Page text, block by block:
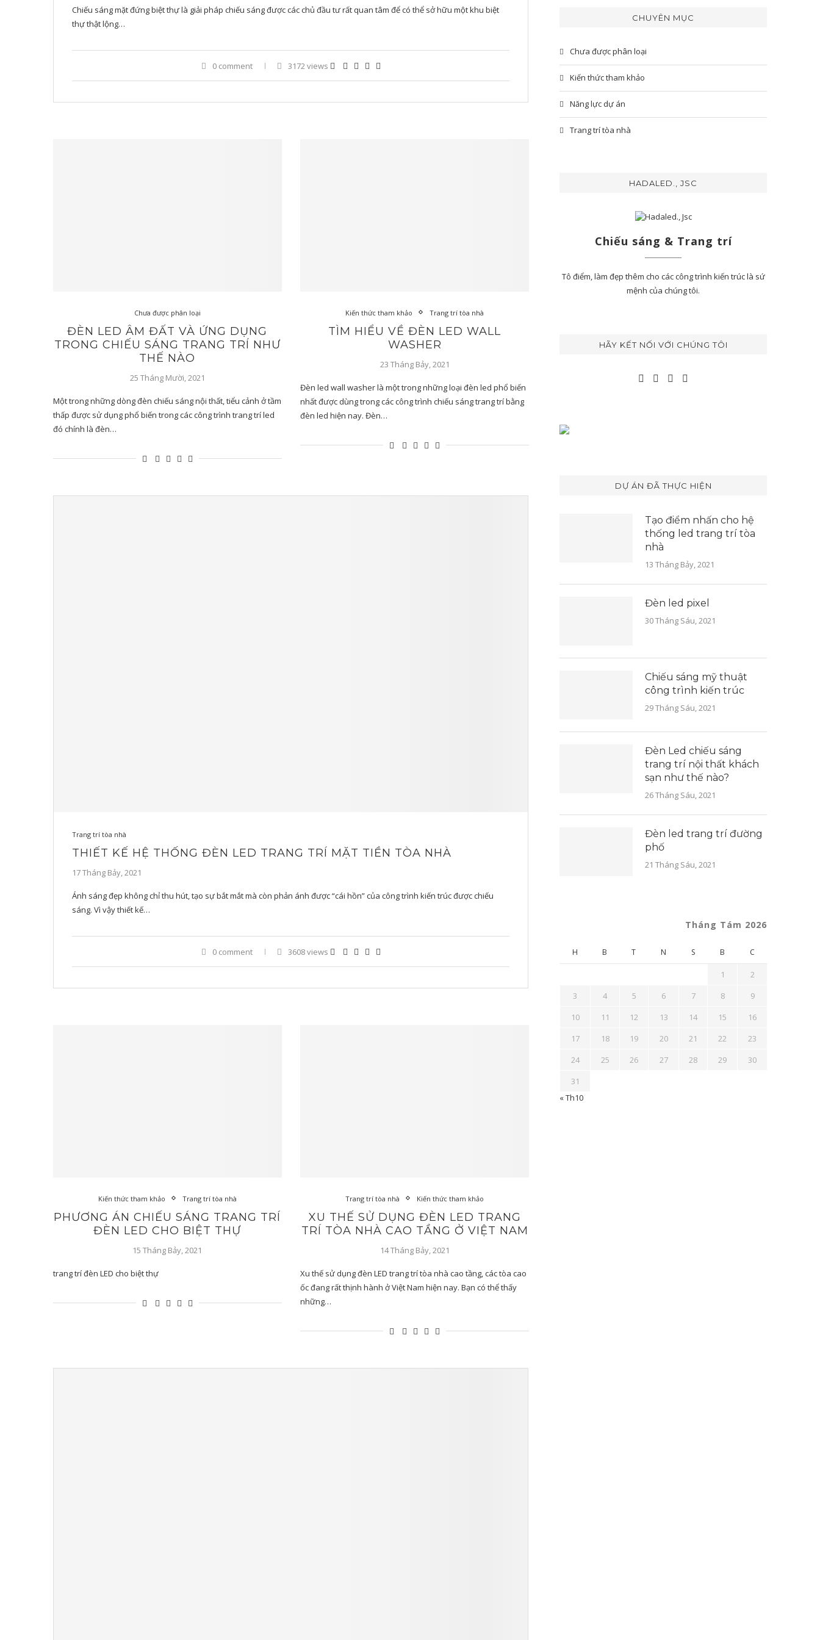
Chiếu sáng mặt đứng biệt thự là giải pháp chiếu sáng được các chủ đầu tư rất quan tâm để có thể sở hữu một khu biệt
thự thật lộng…
0 comment 3172 views
Chưa được phân loại
ĐÈN LED ÂM ĐẤT VÀ ỨNG DỤNG
TRONG CHIẾU SÁNG TRANG TRÍ NHƯ
THẾ NÀO
25 Tháng Mười, 2021
Một trong những dòng đèn chiếu sáng nội thất, tiểu cảnh ở tầm
thấp được sử dụng phổ biến trong các công trình trang trí led
đó chính là đèn…
Kiến thức tham khảo Trang trí tòa nhà
TÌM HIỂU VỀ ĐÈN LED WALL
WASHER
23 Tháng Bảy, 2021
Đèn led wall washer là một trong những loại đèn led phổ biến
nhất được dùng trong các công trình chiếu sáng trang trí bằng
đèn led hiện nay. Đèn…
Trang trí tòa nhà
THIẾT KẾ HỆ THỐNG ĐÈN LED TRANG TRÍ MẶT TIỀN TÒA NHÀ
17 Tháng Bảy, 2021
Ánh sáng đẹp không chỉ thu hút, tạo sự bắt mắt mà còn phản ánh được “cái hồn” của công trình kiến trúc được chiếu
sáng. Vì vậy thiết kế…
0 comment 3608 views
Kiến thức tham khảo Trang trí tòa nhà
PHƯƠNG ÁN CHIẾU SÁNG TRANG TRÍ
ĐÈN LED CHO BIỆT THỰ
15 Tháng Bảy, 2021
trang trí đèn LED cho biệt thự
Trang trí tòa nhà Kiến thức tham khảo
XU THẾ SỬ DỤNG ĐÈN LED TRANG
TRÍ TÒA NHÀ CAO TẦNG Ở VIỆT NAM
14 Tháng Bảy, 2021
Xu thế sử dụng đèn LED trang trí tòa nhà cao tầng, các tòa cao
ốc đang rất thịnh hành ở Việt Nam hiện nay. Bạn có thể thấy
những…
CHUYÊN MỤC
Chưa được phân loại
Kiến thức tham khảo
Năng lực dự án
Trang trí tòa nhà
HADALED., JSC
Chiếu sáng & Trang trí
Tô điểm, làm đẹp thêm cho các công trình kiến trúc là sứ
mệnh của chúng tôi.
HÃY KẾT NỐI VỚI CHÚNG TÔI
DỰ ÁN ĐÃ THỰC HIỆN
Tạo điểm nhấn cho hệ
thống led trang trí tòa
nhà
13 Tháng Bảy, 2021
Đèn led pixel
30 Tháng Sáu, 2021
Chiếu sáng mỹ thuật
công trình kiến trúc
29 Tháng Sáu, 2021
Đèn Led chiếu sáng
trang trí nội thất khách
sạn như thế nào?
26 Tháng Sáu, 2021
Đèn led trang trí đường
phố
21 Tháng Sáu, 2021
Tháng Tám 2026
H B T N S B C
1
2
3
4 5 6 7 8
9
10
11 12 13 14 15
16
17
18 19 20 21 22
23
24
25 26 27 28 29
30
31
« Th10